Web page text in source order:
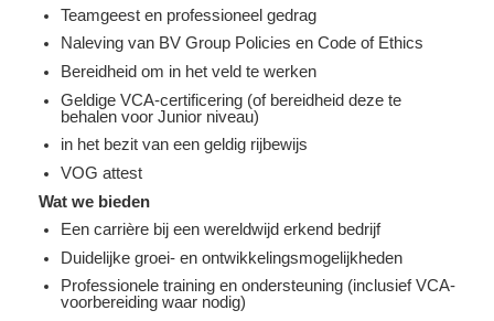
Teamgeest en professioneel gedrag
Naleving van BV Group Policies en Code of Ethics
Bereidheid om in het veld te werken
Geldige VCA-certificering (of bereidheid deze te
behalen voor Junior niveau)
in het bezit van een geldig rijbewijs
VOG attest
Wat we bieden
Een carrière bij een wereldwijd erkend bedrijf
Duidelijke groei- en ontwikkelingsmogelijkheden
Professionele training en ondersteuning (inclusief VCA-
voorbereiding waar nodig)